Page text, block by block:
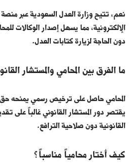
نعم، تتيح وزارة العدل السعودية عبر
الإلكترونية، مما يسهل إصدار الوكالات
دون الحاجة لزيارة كتابات العدل.
ما الفرق بين المحامي والمستشار
المحامي حاصل على ترخيص رسمي يمنحه حق
يقتصر دور المستشار القانوني غالباً على
القانونية دون صلاحية الترافع.
كيف أختار محامياً مناسباً؟